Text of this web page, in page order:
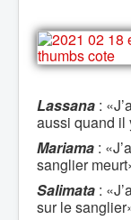
Lassana :
aussi quand il
Mariama :
sanglier
Salimata :
sur le